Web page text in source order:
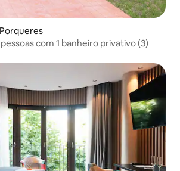
com 1 banheiro privativo (3)